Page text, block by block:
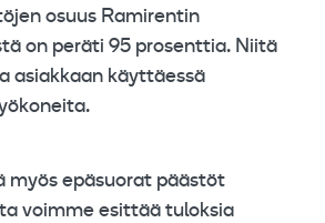
osuus Ramirentin
on peräti 95 prosenttia. Niitä
asiakkaan käyttäessä
myös epäsuorat päästöt
voimme esittää tuloksia